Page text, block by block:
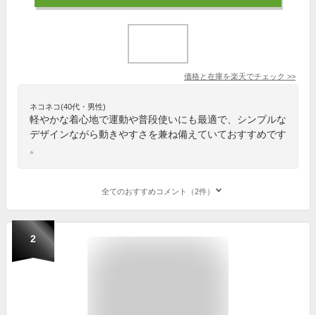
価格と在庫を楽天でチェック >>
ネコネコ(40代・男性)
軽やかな着心地で運動や普段使いにも最適で、シンプルな
デザインながら動きやすさを兼ね備えていておすすめです
。
全てのおすすめコメント（2件）
2